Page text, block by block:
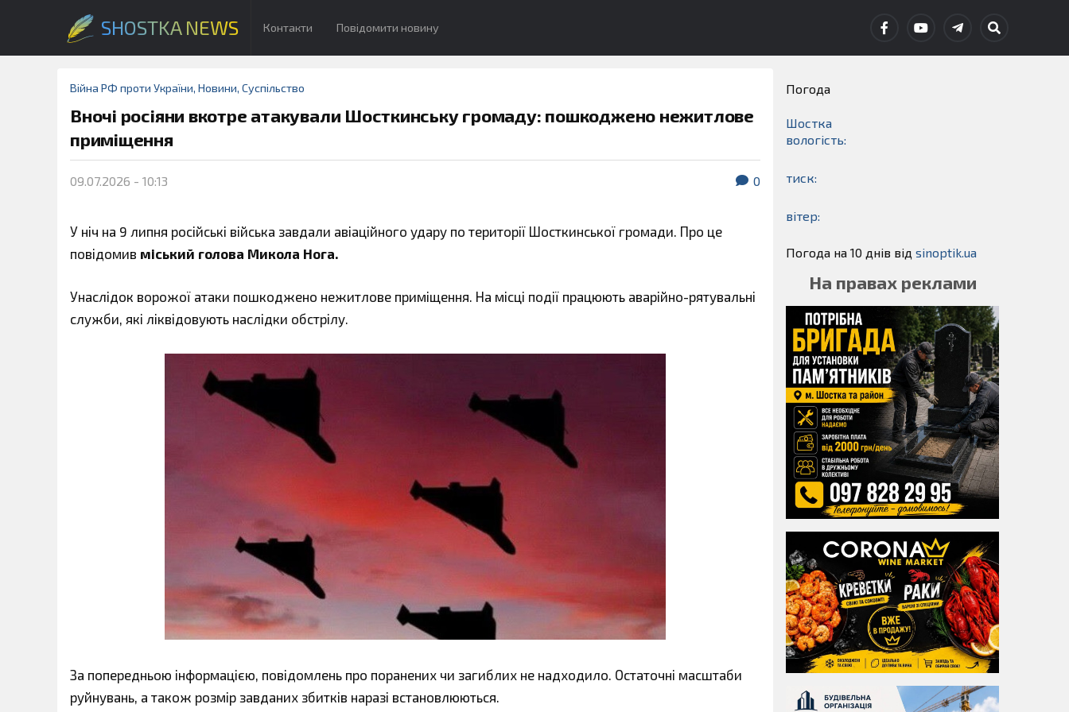
SHOSTKA NEWS Контакти Повідомити новину
Війна РФ проти України, Новини, Суспільство
Вночі росіяни вкотре атакували Шосткинську громаду: пошкоджено нежитлове
приміщення
09.07.2026 - 10:13 0
У ніч на 9 липня російські війська завдали авіаційного удару по території Шосткинської громади. Про це
повідомив міський голова Микола Нога.
Унаслідок ворожої атаки пошкоджено нежитлове приміщення. На місці події працюють аварійно-рятувальні
служби, які ліквідовують наслідки обстрілу.
За попередньою інформацією, повідомлень про поранених чи загиблих не надходило. Остаточні масштаби
руйнувань, а також розмір завданих збитків наразі встановлюються.
Погода
Шостка
вологість:
тиск:
вітер:
Погода на 10 днів від sinoptik.ua
На правах реклами